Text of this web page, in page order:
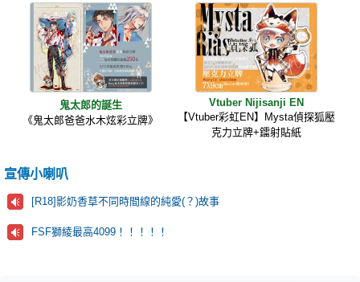
鬼太郎的誕生
《鬼太郎爸爸水木炫彩立牌》
Vtuber Nijisanji EN
【Vtuber彩虹EN】Mysta偵探狐壓
克力立牌+鐳射貼紙
宣傳小喇叭
[R18]影奶香草不同時間線的純愛(？)故事
FSF獅綾最高4099！！！！！